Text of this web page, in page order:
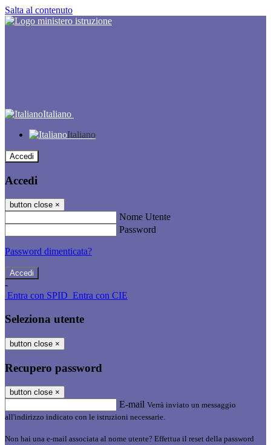
Salta al contenuto
Italiano
Italiano
Accedi
Accedi
button close ×
Nome Utente
Password
Password dimenticata?
-
Entra con SPID Entra con CIE
Seleziona utente
button close ×
Recupero password
button close ×
E-mail Verrà inviato un messaggio
all'indirizzo indicato con le istruzioni necessarie.
Non hai una e-mail associata al nome utente? Effettua il reset della password